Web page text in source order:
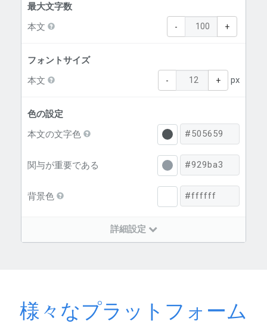
最大文字数
本文
- +
フォントサイズ
本文
- + px
色の設定
本文の文字色
関与が重要である
背景色
詳細設定
様々なプラットフォーム